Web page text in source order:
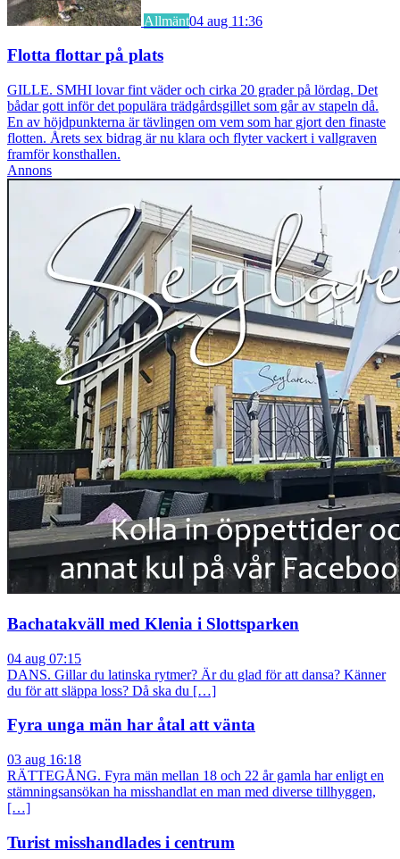
Allmänt04 aug 11:36
Flotta flottar på plats
GILLE. SMHI lovar fint väder och cirka 20 grader på lördag. Det
bådar gott inför det populära trädgårdsgillet som går av stapeln då.
En av höjdpunkterna är tävlingen om vem som har gjort den finaste
flotten. Årets sex bidrag är nu klara och flyter vackert i vallgraven
framför konsthallen.
Annons
Bachatakväll med Klenia i Slottsparken
04 aug 07:15
DANS. Gillar du latinska rytmer? Är du glad för att dansa? Känner
du för att släppa loss? Då ska du […]
Fyra unga män har åtal att vänta
03 aug 16:18
RÄTTEGÅNG. Fyra män mellan 18 och 22 år gamla har enligt en
stämningsansökan ha misshandlat en man med diverse tillhyggen,
[…]
Turist misshandlades i centrum